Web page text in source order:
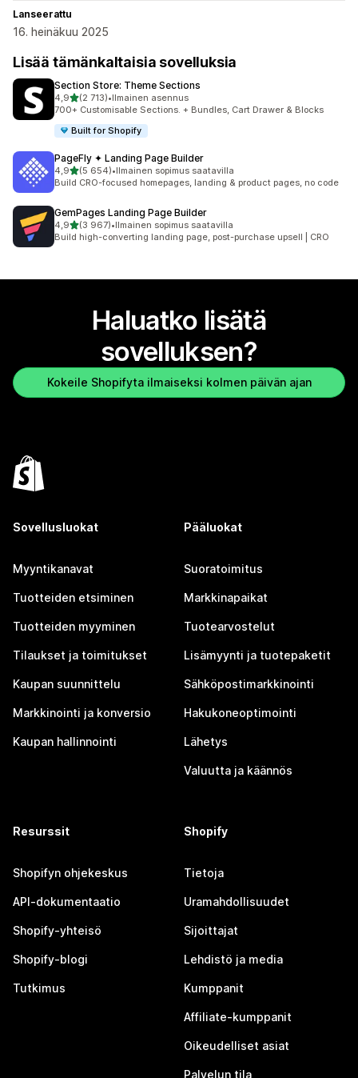
Lanseerattu
16. heinäkuu 2025
Lisää tämänkaltaisia sovelluksia
Section Store: Theme Sections
4,9/ 5 tähteä
(2 713)
2713 arvostelua yhteensä
•Ilmainen asennus
700+ Customisable Sections. + Bundles, Cart Drawer & Blocks
Built for Shopify
PageFly ✦ Landing Page Builder
4,9/ 5 tähteä
(5 654)
5654 arvostelua yhteensä
•Ilmainen sopimus saatavilla
Build CRO-focused homepages, landing & product pages, no code
GemPages Landing Page Builder
4,9/ 5 tähteä
(3 967)
3967 arvostelua yhteensä
•Ilmainen sopimus saatavilla
Build high-converting landing page, post-purchase upsell | CRO
Haluatko lisätä
sovelluksen?
Kokeile Shopifyta ilmaiseksi kolmen päivän ajan
Sovellusluokat
Myyntikanavat
Tuotteiden etsiminen
Tuotteiden myyminen
Tilaukset ja toimitukset
Kaupan suunnittelu
Markkinointi ja konversio
Kaupan hallinnointi
Pääluokat
Suoratoimitus
Markkinapaikat
Tuotearvostelut
Lisämyynti ja tuotepaketit
Sähköpostimarkkinointi
Hakukoneoptimointi
Lähetys
Valuutta ja käännös
Resurssit
Shopifyn ohjekeskus
API-dokumentaatio
Shopify-yhteisö
Shopify-blogi
Tutkimus
Shopify
Tietoja
Uramahdollisuudet
Sijoittajat
Lehdistö ja media
Kumppanit
Affiliate-kumppanit
Oikeudelliset asiat
Palvelun tila